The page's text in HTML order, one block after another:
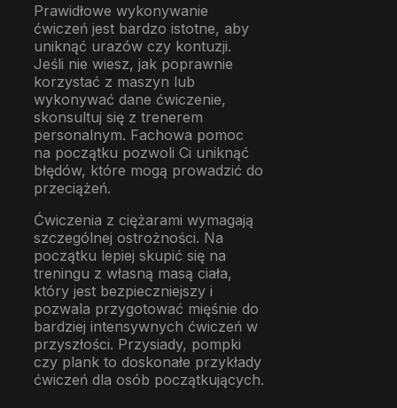
Prawidłowe wykonywanie
ćwiczeń jest bardzo istotne, aby
uniknąć urazów czy kontuzji.
Jeśli nie wiesz, jak poprawnie
korzystać z maszyn lub
wykonywać dane ćwiczenie,
skonsultuj się z trenerem
personalnym. Fachowa pomoc
na początku pozwoli Ci uniknąć
błędów, które mogą prowadzić do
przeciążeń.
Ćwiczenia z ciężarami wymagają
szczególnej ostrożności. Na
początku lepiej skupić się na
treningu z własną masą ciała,
który jest bezpieczniejszy i
pozwala przygotować mięśnie do
bardziej intensywnych ćwiczeń w
przyszłości. Przysiady, pompki
czy plank to doskonałe przykłady
ćwiczeń dla osób początkujących.